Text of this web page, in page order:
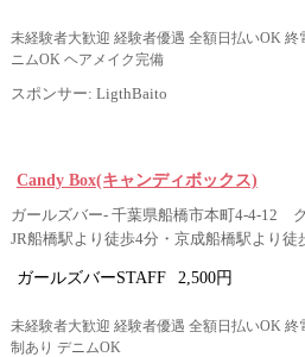
未経験者大歓迎 経験者優遇 全額日払いOK
ニムOK ヘアメイク完備
スポンサー: LigthBaito
Candy Box(キャンディボックス)
ガールズバー- 千葉県船橋市本町4-4-12
JR船橋駅より徒歩4分・京成船橋駅より徒
ガールズバーSTAFF 2,500円
未経験者大歓迎 経験者優遇 全額日払いOK
制あり デニムOK